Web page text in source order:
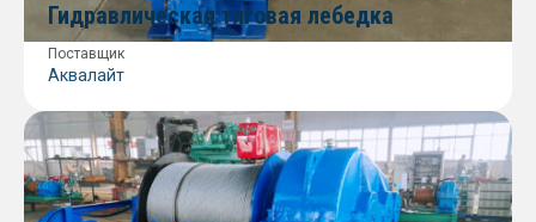
Гидравлическая тяговая лебедка
Поставщик
Аквалайт